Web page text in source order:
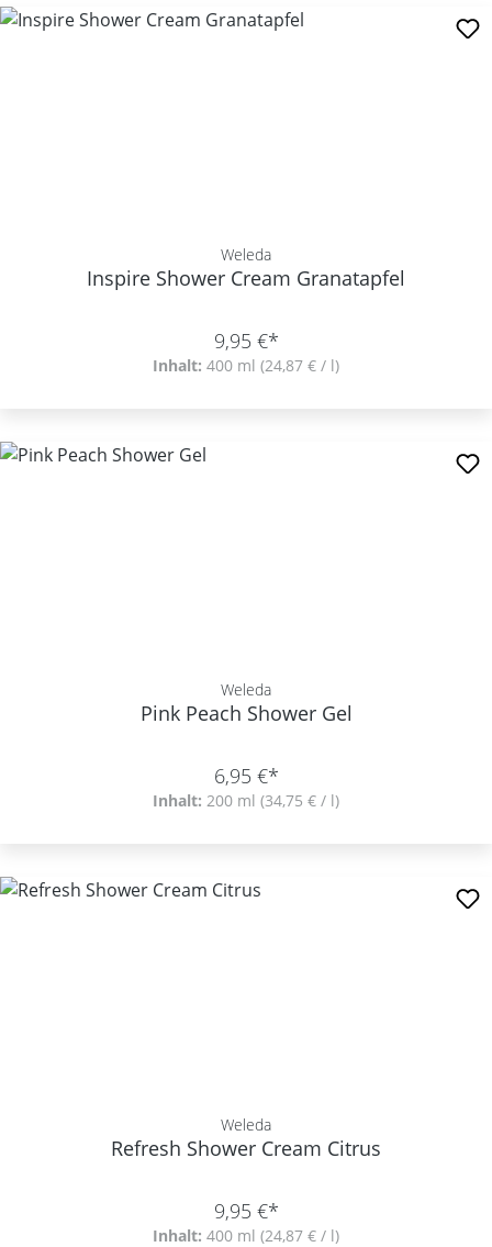
Weleda
Inspire Shower Cream Granatapfel
9,95 €*
Inhalt: 400 ml (24,87 € / l)
Weleda
Pink Peach Shower Gel
6,95 €*
Inhalt: 200 ml (34,75 € / l)
Weleda
Refresh Shower Cream Citrus
9,95 €*
Inhalt: 400 ml (24,87 € / l)